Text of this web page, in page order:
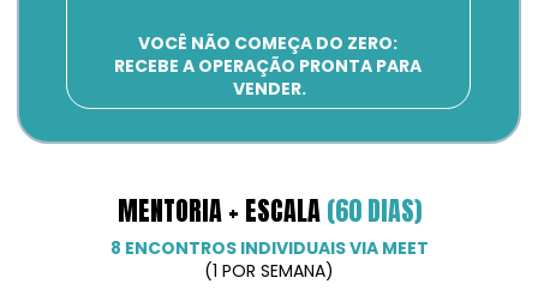
MENTORIA + ESCALA (60 DIAS)
8 ENCONTROS INDIVIDUAIS VIA MEET
(1 POR SEMANA)
VOCÊ NÃO COMEÇA DO ZERO:
RECEBE A OPERAÇÃO PRONTA PARA
VENDER.